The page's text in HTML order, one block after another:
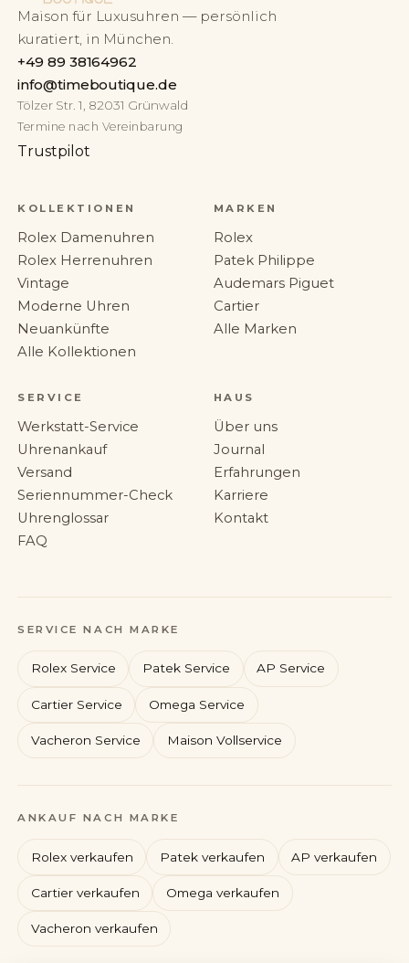
Audemars Piguet
Maison für Luxusuhren — persönlich
kuratiert, in München.
+49 89 38164962
info@timeboutique.de
Tölzer Str. 1, 82031 Grünwald
Termine nach Vereinbarung
Trustpilot
KOLLEKTIONEN
Rolex Damenuhren
Rolex Herrenuhren
Vintage
Moderne Uhren
Neuankünfte
Alle Kollektionen
MARKEN
Rolex
Patek Philippe
Audemars Piguet
Cartier
Alle Marken
SERVICE
Werkstatt-Service
Uhrenankauf
Versand
Seriennummer-Check
Uhrenglossar
FAQ
HAUS
Über uns
Journal
Erfahrungen
Karriere
Kontakt
SERVICE NACH MARKE
Rolex Service Patek Service AP Service
Cartier Service Omega Service
Vacheron Service Maison Vollservice
ANKAUF NACH MARKE
Rolex verkaufen Patek verkaufen AP verkaufen
Cartier verkaufen Omega verkaufen
Vacheron verkaufen